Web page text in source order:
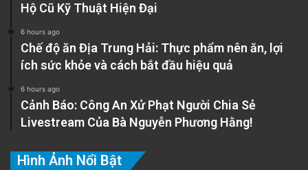
Hộ Cũ Kỹ Thuật Hiện Đại
6 hours ago
Chế độ ăn Địa Trung Hải: Thực phẩm nên ăn, lợi
ích sức khỏe và cách bắt đầu hiệu quả
6 hours ago
Cảnh Báo: Công An Xử Phạt Người Chia Sẻ
Livestream Của Bà Nguyễn Phương Hằng!
Hình Ảnh Nổi Bật